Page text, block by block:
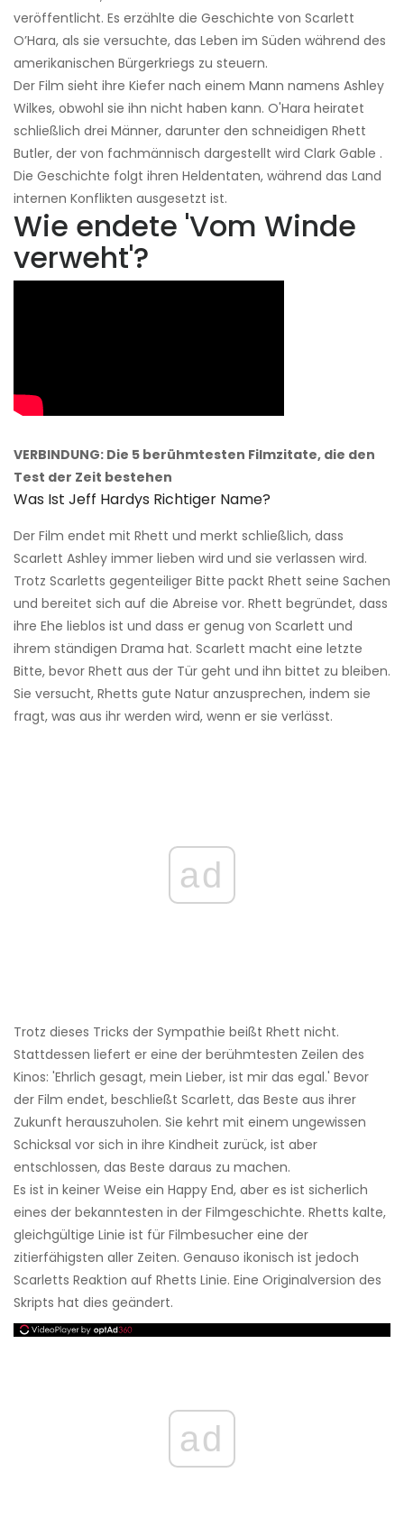
veröffentlicht. Es erzählte die Geschichte von Scarlett
O’Hara, als sie versuchte, das Leben im Süden während des
amerikanischen Bürgerkriegs zu steuern.
Der Film sieht ihre Kiefer nach einem Mann namens Ashley
Wilkes, obwohl sie ihn nicht haben kann. O'Hara heiratet
schließlich drei Männer, darunter den schneidigen Rhett
Butler, der von fachmännisch dargestellt wird Clark Gable .
Die Geschichte folgt ihren Heldentaten, während das Land
internen Konflikten ausgesetzt ist.
Wie endete 'Vom Winde
verweht'?
VERBINDUNG: Die 5 berühmtesten Filmzitate, die den
Test der Zeit bestehen
Was Ist Jeff Hardys Richtiger Name?
Der Film endet mit Rhett und merkt schließlich, dass
Scarlett Ashley immer lieben wird und sie verlassen wird.
Trotz Scarletts gegenteiliger Bitte packt Rhett seine Sachen
und bereitet sich auf die Abreise vor. Rhett begründet, dass
ihre Ehe lieblos ist und dass er genug von Scarlett und
ihrem ständigen Drama hat. Scarlett macht eine letzte
Bitte, bevor Rhett aus der Tür geht und ihn bittet zu bleiben.
Sie versucht, Rhetts gute Natur anzusprechen, indem sie
fragt, was aus ihr werden wird, wenn er sie verlässt.
ad
Trotz dieses Tricks der Sympathie beißt Rhett nicht.
Stattdessen liefert er eine der berühmtesten Zeilen des
Kinos: 'Ehrlich gesagt, mein Lieber, ist mir das egal.' Bevor
der Film endet, beschließt Scarlett, das Beste aus ihrer
Zukunft herauszuholen. Sie kehrt mit einem ungewissen
Schicksal vor sich in ihre Kindheit zurück, ist aber
entschlossen, das Beste daraus zu machen.
Es ist in keiner Weise ein Happy End, aber es ist sicherlich
eines der bekanntesten in der Filmgeschichte. Rhetts kalte,
gleichgültige Linie ist für Filmbesucher eine der
zitierfähigsten aller Zeiten. Genauso ikonisch ist jedoch
Scarletts Reaktion auf Rhetts Linie. Eine Originalversion des
Skripts hat dies geändert.
ad